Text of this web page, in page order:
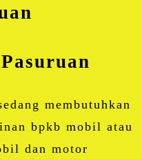
Pasuruan
membutuhkan
bpkb mobil atau
dan motor